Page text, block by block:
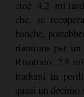
cioè 4,2
che, se
banche,
rientrare per
Risultato, 2,8
tradursi in
quasi un